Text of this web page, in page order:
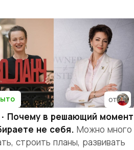
от
· Почему в решающий момент
не себя. Можно много
строить планы, развивать